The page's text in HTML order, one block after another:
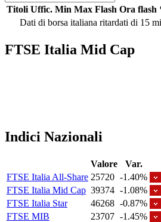
Titoli Uffic. Min Max Flash Ora flash
Dati di borsa italiana ritardati di 15
FTSE Italia Mid Cap
Indici Nazionali
Valore
Var.
FTSE Italia All-Share 25720 -1.40%
FTSE Italia Mid Cap 39374 -1.08%
FTSE Italia Star
46268 -0.87%
FTSE MIB
23707 -1.45%